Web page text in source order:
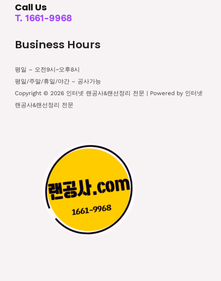
Call Us
T. 1661-9968
Business Hours
평일 – 오전9시~오후8시
평일/주말/휴일/야간 – 공사가능
Copyright © 2026 인터넷 랜공사&랜선정리 전문 | Powered by 인터넷
랜공사&랜선정리 전문